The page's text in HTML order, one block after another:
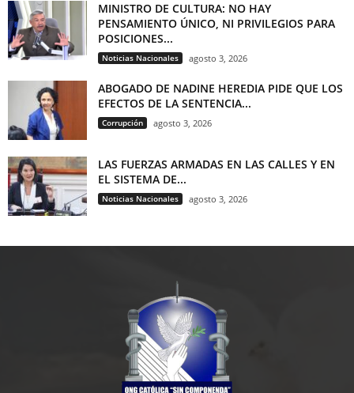
MINISTRO DE CULTURA: NO HAY
PENSAMIENTO ÚNICO, NI PRIVILEGIOS PARA
POSICIONES...
Noticias Nacionales agosto 3, 2026
ABOGADO DE NADINE HEREDIA PIDE QUE LOS
EFECTOS DE LA SENTENCIA...
Corrupción agosto 3, 2026
LAS FUERZAS ARMADAS EN LAS CALLES Y EN
EL SISTEMA DE...
Noticias Nacionales agosto 3, 2026